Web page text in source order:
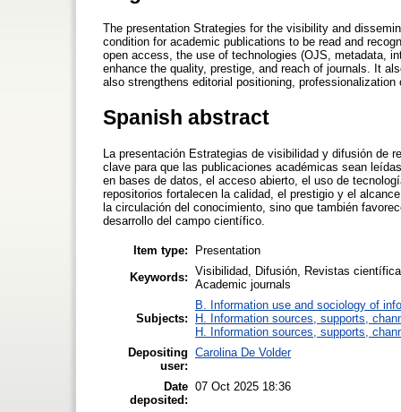
The presentation Strategies for the visibility and
condition for academic publications to be read and
open access, the use of technologies (OJS, metadata,
enhance the quality, prestige, and reach of journals. It
also strengthens editorial positioning,
Spanish abstract
La presentación Estrategias de visibilidad y difusión de
clave para que las publicaciones académicas sean
en bases de datos, el acceso abierto, el uso de
repositorios fortalecen la calidad, el prestigio y el
la circulación del conocimiento, sino que también
desarrollo del campo científico.
Item type:
Presentation
Keywords: Visibilidad, Difusión, Revistas
Academic journals
Subjects:
B. Information use and sociology of
H. Information sources, supports,
H. Information sources, supports,
Depositing
user:
Carolina De Volder
Date
deposited:
07 Oct 2025 18:36